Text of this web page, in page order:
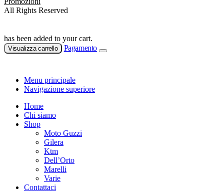
All Rights Reserved
has been added to your cart.
Visualizza carrello Pagamento
Menu principale
Navigazione superiore
Home
Chi siamo
Shop
Moto Guzzi
Gilera
Ktm
Dell’Orto
Marelli
Varie
Contattaci